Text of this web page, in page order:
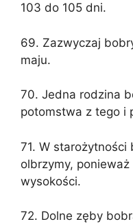
103 do 105 dni.
69. Zazwyczaj
maju.
70. Jedna rodzina
potomstwa z tego i
71. W starożytności
olbrzymy, ponieważ
wysokości.
72. Dolne zęby